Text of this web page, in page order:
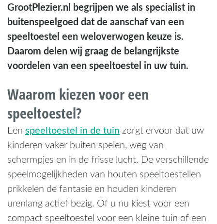
GrootPlezier.nl begrijpen we als specialist in
buitenspeelgoed dat de aanschaf van een
speeltoestel een weloverwogen keuze is.
Daarom delen wij graag de belangrijkste
voordelen van een speeltoestel in uw tuin.
Waarom kiezen voor een
speeltoestel?
Een speeltoestel in de tuin zorgt ervoor dat uw
kinderen vaker buiten spelen, weg van
schermpjes en in de frisse lucht. De verschillende
speelmogelijkheden van houten speeltoestellen
prikkelen de fantasie en houden kinderen
urenlang actief bezig. Of u nu kiest voor een
compact speeltoestel voor een kleine tuin of een